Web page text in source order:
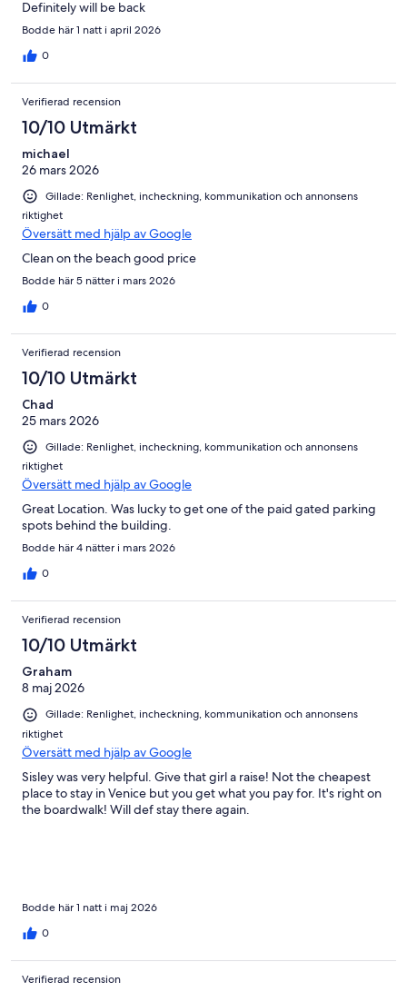
Definitely will be back
Bodde här 1 natt i april 2026
0
Verifierad recension
10/10 Utmärkt
michael
26 mars 2026
Gillade: Renlighet, incheckning, kommunikation och annonsens
riktighet
Översätt med hjälp av Google
Clean on the beach good price
Bodde här 5 nätter i mars 2026
0
Verifierad recension
10/10 Utmärkt
Chad
25 mars 2026
Gillade: Renlighet, incheckning, kommunikation och annonsens
riktighet
Översätt med hjälp av Google
Great Location. Was lucky to get one of the paid gated parking
spots behind the building.
Bodde här 4 nätter i mars 2026
0
Verifierad recension
10/10 Utmärkt
Graham
8 maj 2026
Gillade: Renlighet, incheckning, kommunikation och annonsens
riktighet
Översätt med hjälp av Google
Sisley was very helpful. Give that girl a raise! Not the cheapest
place to stay in Venice but you get what you pay for. It's right on
the boardwalk! Will def stay there again.
Bodde här 1 natt i maj 2026
0
Verifierad recension